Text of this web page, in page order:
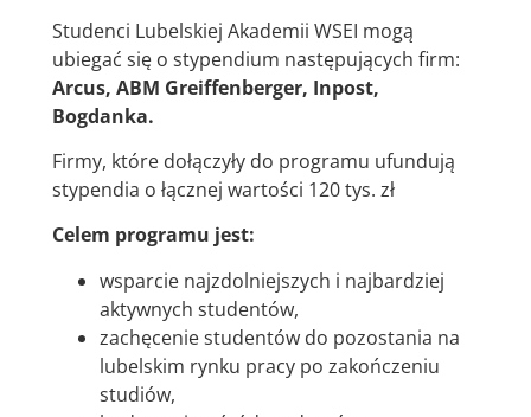
Studenci Lubelskiej Akademii WSEI mogą
ubiegać się o stypendium następujących firm:
Arcus, ABM Greiffenberger, Inpost,
Bogdanka.
Firmy, które dołączyły do programu ufundują
stypendia o łącznej wartości 120 tys. zł
Celem programu jest:
wsparcie najzdolniejszych i najbardziej
aktywnych studentów,
zachęcenie studentów do pozostania na
lubelskim rynku pracy po zakończeniu
studiów,